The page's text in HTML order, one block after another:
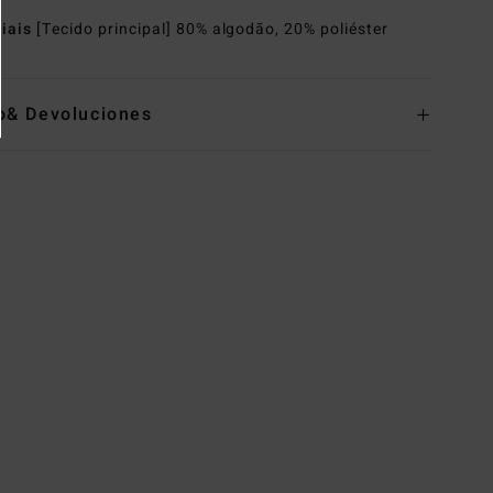
[Tecido principal] 80% algodão, 20% poliéster
Devoluciones